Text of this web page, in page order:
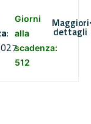
:
Giorni
alla
scadenza:
512
Maggiori
dettagli